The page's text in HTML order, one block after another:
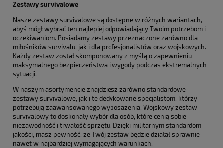
Zestawy survivalowe
Nasze zestawy survivalowe są dostępne w różnych wariantach,
abyś mógł wybrać ten najlepiej odpowiadający Twoim potrzebom i
oczekiwaniom. Posiadamy zestawy przeznaczone zarówno dla
miłośników survivalu, jak i dla profesjonalistów oraz wojskowych.
Każdy zestaw został skomponowany z myślą o zapewnieniu
maksymalnego bezpieczeństwa i wygody podczas ekstremalnych
sytuacji.
W naszym asortymencie znajdziesz zarówno standardowe
zestawy survivalowe, jak i te dedykowane specjalistom, którzy
potrzebują zaawansowanego wyposażenia. Wojskowy zestaw
survivalowy to doskonały wybór dla osób, które cenią sobie
niezawodność i trwałość sprzętu. Dzięki militarnym standardom
jakości, masz pewność, że Twój zestaw będzie działał sprawnie
nawet w najbardziej wymagających warunkach.